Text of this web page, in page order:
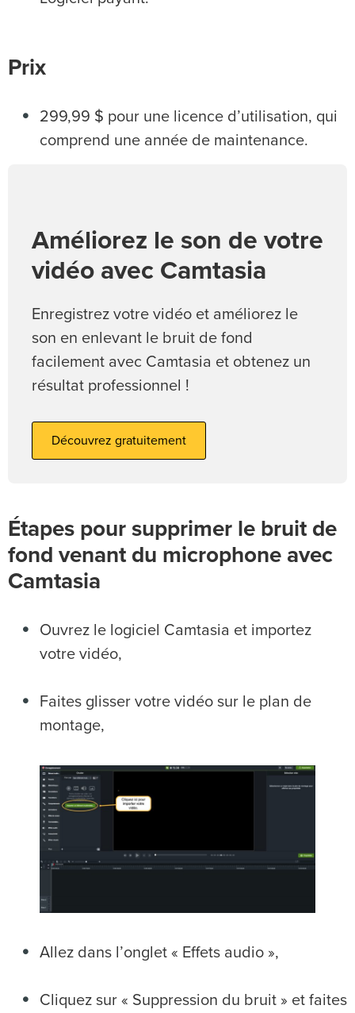
Prix
299,99 $ pour une licence d’utilisation, qui
comprend une année de maintenance.
Améliorez le son de votre
vidéo avec Camtasia
Enregistrez votre vidéo et améliorez le
son en enlevant le bruit de fond
facilement avec Camtasia et obtenez un
résultat professionnel !
Découvrez gratuitement
Étapes pour supprimer le bruit de
fond venant du microphone avec
Camtasia
Ouvrez le logiciel Camtasia et importez
votre vidéo,
Faites glisser votre vidéo sur le plan de
montage,
Allez dans l’onglet « Effets audio »,
Cliquez sur « Suppression du bruit » et faites